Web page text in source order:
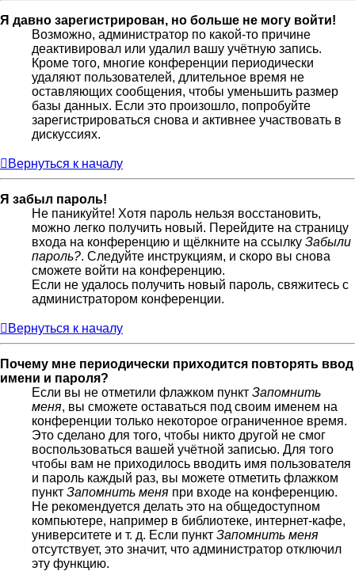
Я давно зарегистрирован, но больше не могу войти!
Возможно, администратор по какой-то причине
деактивировал или удалил вашу учётную запись.
Кроме того, многие конференции периодически
удаляют пользователей, длительное время не
оставляющих сообщения, чтобы уменьшить размер
базы данных. Если это произошло, попробуйте
зарегистрироваться снова и активнее участвовать в
дискуссиях.
Вернуться к началу
Я забыл пароль!
Не паникуйте! Хотя пароль нельзя восстановить,
можно легко получить новый. Перейдите на страницу
входа на конференцию и щёлкните на ссылку Забыли
пароль?. Следуйте инструкциям, и скоро вы снова
сможете войти на конференцию.
Если не удалось получить новый пароль, свяжитесь с
администратором конференции.
Вернуться к началу
Почему мне периодически приходится повторять ввод
имени и пароля?
Если вы не отметили флажком пункт Запомнить
меня, вы сможете оставаться под своим именем на
конференции только некоторое ограниченное время.
Это сделано для того, чтобы никто другой не смог
воспользоваться вашей учётной записью. Для того
чтобы вам не приходилось вводить имя пользователя
и пароль каждый раз, вы можете отметить флажком
пункт Запомнить меня при входе на конференцию.
Не рекомендуется делать это на общедоступном
компьютере, например в библиотеке, интернет-кафе,
университете и т. д. Если пункт Запомнить меня
отсутствует, это значит, что администратор отключил
эту функцию.